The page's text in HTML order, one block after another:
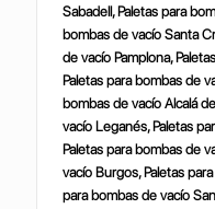
Sabadell, Paletas para
bombas de vacío Santa
de vacío Pamplona,
Paletas para bombas de
bombas de vacío Alcalá
vacío Leganés, Paletas
Paletas para bombas de
vacío Burgos, Paletas
para bombas de vacío